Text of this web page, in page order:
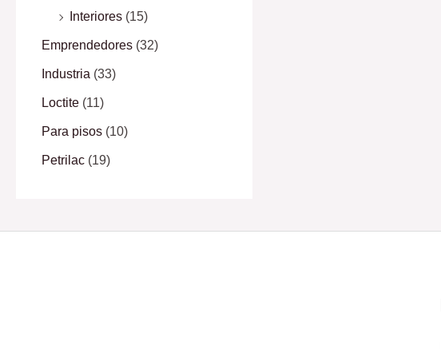
Interiores (15)
Emprendedores (32)
Industria (33)
Loctite (11)
Para pisos (10)
Petrilac (19)